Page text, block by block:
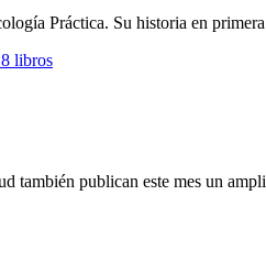
Práctica. Su historia en
libros
también publican este mes un